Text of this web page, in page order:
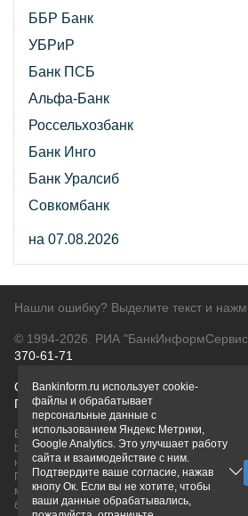
ББР Банк
УБРиР
Банк ПСБ
Альфа-Банк
Россельхозбанк
Банк Инго
Банк Уралсиб
Совкомбанк
на 07.08.2026
Нашли ошибку? Выделите текст и
© 1994-2026. РИА
370-61-71
О проектеПолитика
Правовая информацияДля
Вся информация о продуктах банков,
bankinform.ru, носит исключительно
не является публичной офертой,
ГК РФ. Информация не содержит точного и
может быть изменена. Конечные условия
банков или при личном обращении.
Bankinform.ru использует cookie-
файлы и обрабатывает
персональные данные с
использованием Яндекс Метрики,
Google Analytics. Это улучшает работу
сайта и взаимодействие с ним.
Подтвердите ваше согласие, нажав
кнопу Ок. Если вы не хотите, чтобы
ваши данные обрабатывались,